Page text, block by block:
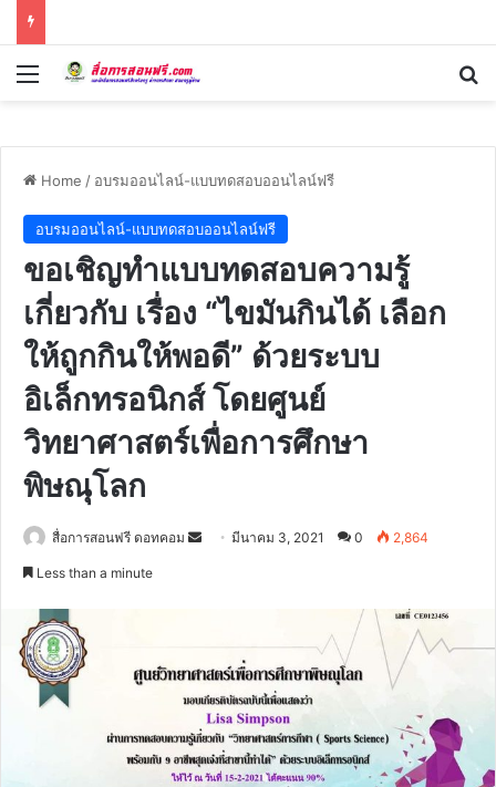
Menu
Home / อบรมออนไลน์-แบบทดสอบออนไลน์ฟรี
อบรมออนไลน์-แบบทดสอบออนไลน์ฟรี
ขอเชิญทำแบบทดสอบความรู้
เกี่ยวกับ เรื่อง “ไขมันกินได้ เลือก
ให้ถูกกินให้พอดี” ด้วยระบบ
อิเล็กทรอนิกส์ โดยศูนย์
วิทยาศาสตร์เพื่อการศึกษา
พิษณุโลก
สื่อการสอนฟรี ดอทคอม
Sendมีนาคม 3, 2021 0 2,864
Less than a minute